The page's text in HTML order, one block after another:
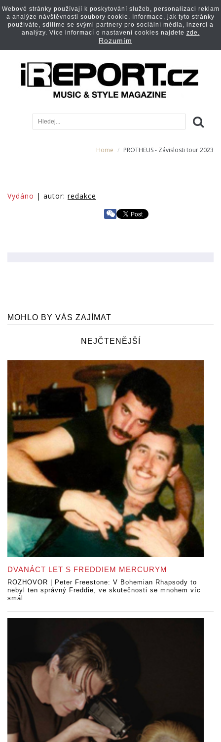
Home PROTHEUS - Závislosti tour 2023
Vydáno | autor: redakce
MOHLO BY VÁS ZAJÍMAT
NEJČTENĚJŠÍ
DVANÁCT LET S FREDDIEM MERCURYM
ROZHOVOR | Peter Freestone: V Bohemian Rhapsody to
nebyl ten správný Freddie, ve skutečnosti se mnohem víc
smál
Webové stránky používají k poskytování služeb, personalizaci reklam
a analýze návštěvnosti soubory cookie. Informace, jak tyto stránky
používáte, sdílíme se svými partnery pro sociální média, inzerci a
analýzy. Více informací o nastavení cookies najdete zde.
Rozumím